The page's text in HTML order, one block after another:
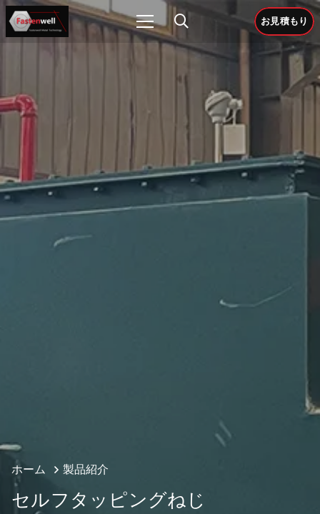
お見積もり
ホーム 製品紹介
セルフタッピングねじ